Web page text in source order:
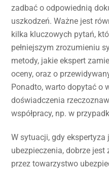
zadbać o odpowiednią
uszkodzeń. Ważne jest
kilka kluczowych pytań,
pełniejszym zrozumieniu
metody, jakie ekspert
oceny, oraz o
Ponadto, warto dopytać o
doświadczenia
współpracy, np. w
W sytuacji, gdy
ubezpieczenia, dobrze
przez towarzystwo